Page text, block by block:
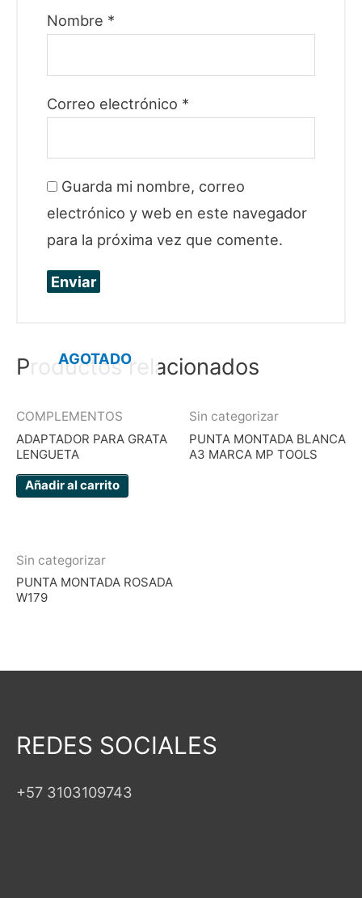
Nombre *
Correo electrónico *
Guarda mi nombre, correo
electrónico y web en este navegador
para la próxima vez que comente.
Productos relacionados
AGOTADO
COMPLEMENTOS
ADAPTADOR PARA GRATA
LENGUETA
Añadir al carrito
Sin categorizar
PUNTA MONTADA BLANCA
A3 MARCA MP TOOLS
Sin categorizar
PUNTA MONTADA ROSADA
W179
REDES SOCIALES
+57 3103109743